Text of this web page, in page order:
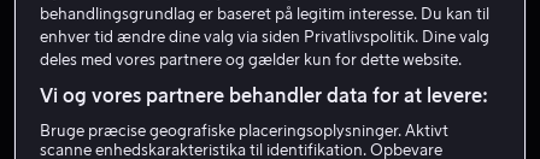
Skuespiller Gæst
behandlingsgrundlag er baseret på legitim interesse. Du kan til
enhver tid ændre dine valg via siden Privatlivspolitik. Dine valg
deles med vores partnere og gælder kun for dette website.
Vi og vores partnere behandler data for at levere:
Bruge præcise geografiske placeringsoplysninger. Aktivt
scanne enhedskarakteristika til identifikation. Opbevare